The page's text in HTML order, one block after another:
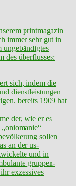
printmagazin
immer sehr gut in
ungebändigtes
des überflusses:
sich, indem die
dienstleistungen
bereits 1909 hat
der, wie er es
„oniomanie“
sollen
an der us-
und in
gruppen-
exzessives